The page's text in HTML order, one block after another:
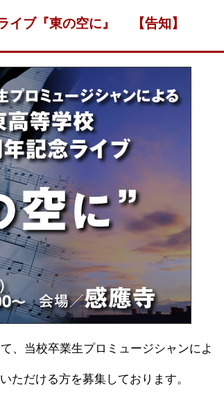
イブ『東の空に』 【告知】
、当校卒業生プロミュージシャンによ
ただける方を募集しております。